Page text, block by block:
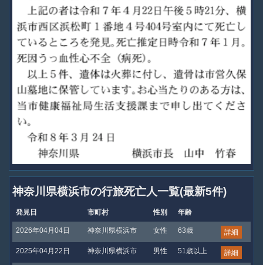
神奈川県横浜市の行旅死亡人一覧(最新5件)
発見日 市町村 性別 年齢
2026年04月04日 神奈川県横浜市 女性 63歳 詳細
2025年04月22日 神奈川県横浜市 男性 51歳以上 詳細